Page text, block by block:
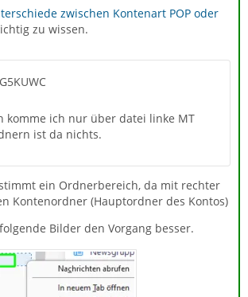
zwischen Kontenart POP oder
zu wissen.
komme ich nur über datei linke MT
ist da nichts.
ein Ordnerbereich, da mit rechter
Kontenordner (Hauptordner des Kontos)
Bilder den Vorgang besser.